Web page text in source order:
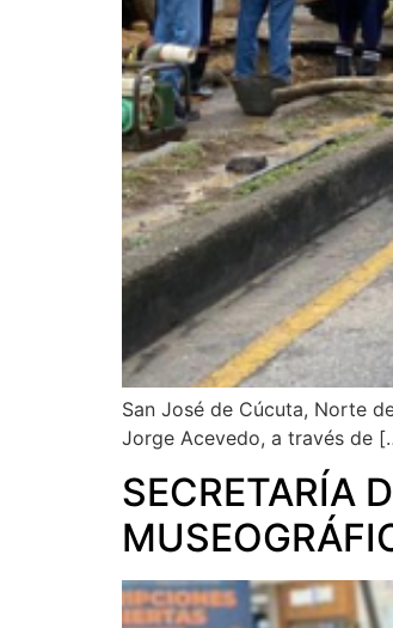
San José de Cúcuta, Norte
Jorge Acevedo, a través de
SECRETARÍA